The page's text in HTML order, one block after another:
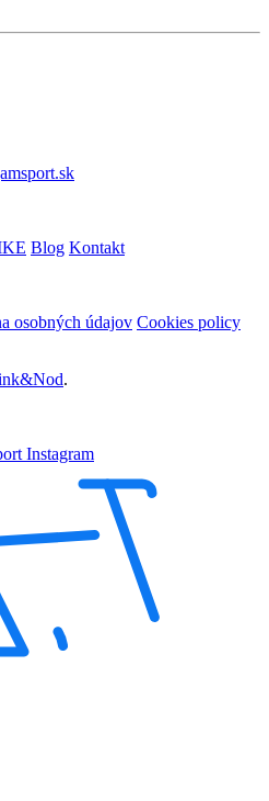
Blog Kontakt
osobných údajov Cookies policy
.